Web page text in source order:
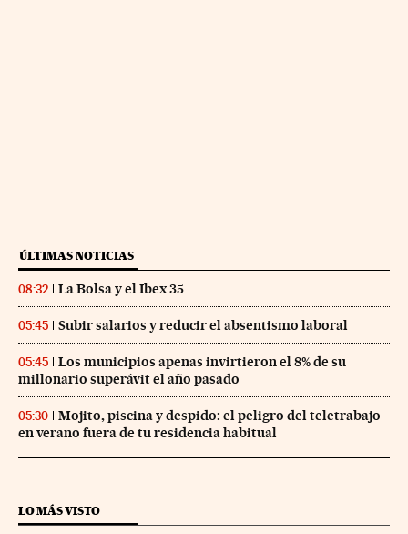
ÚLTIMAS NOTICIAS
08:32 La Bolsa y el Ibex 35
05:45 Subir salarios y reducir el absentismo laboral
05:45
Los municipios apenas invirtieron el 8% de su
millonario superávit el año pasado
05:30
Mojito, piscina y despido: el peligro del teletrabajo
en verano fuera de tu residencia habitual
LO MÁS VISTO